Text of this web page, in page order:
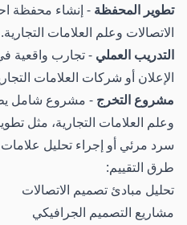
تطوير المحفظة - إنشاء محفظة
الاتصالات وعلم العلامات التجارية.
التدريب العملي - تجارب واقعية
الإعلان أو شركات العلامات
مشروع التخرج - مشروع شامل
وعلم العلامات التجارية، مثل
سرد مرئي أو إجراء تحليل علامات
طرق التقييم:
تحليل مبادئ تصميم الاتصالات
مشاريع التصميم الجرافيكي